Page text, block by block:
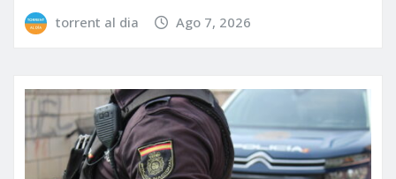
torrent al dia Ago 7, 2026